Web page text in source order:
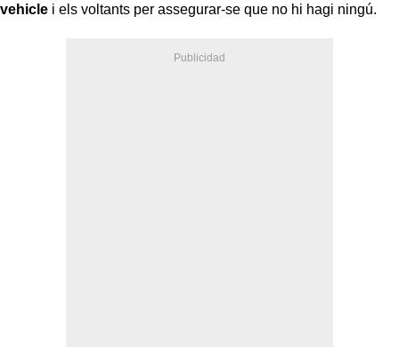
vehicle i els voltants per assegurar-se que no hi hagi ningú.